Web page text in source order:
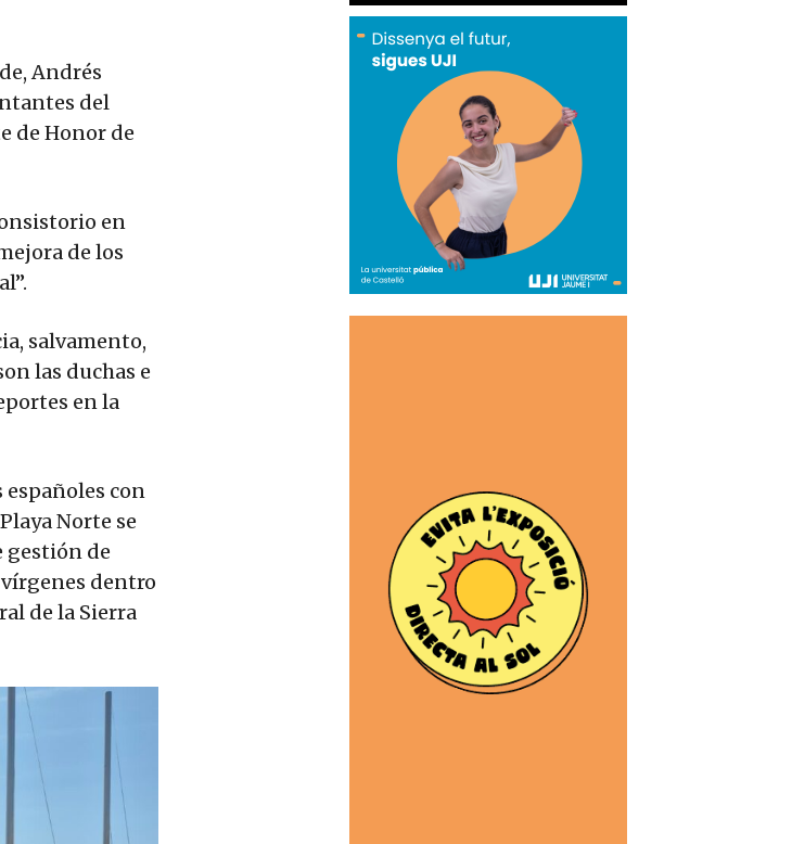
Andrés
del
de Honor de
en
de los
salvamento,
las duchas e
en la
con
Norte se
gestión de
dentro
de la Sierra